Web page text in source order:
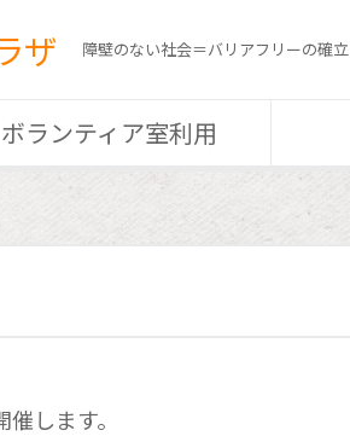
ザ 障壁のない社会＝バリアフリーの確立
ボランティア室利用
します。